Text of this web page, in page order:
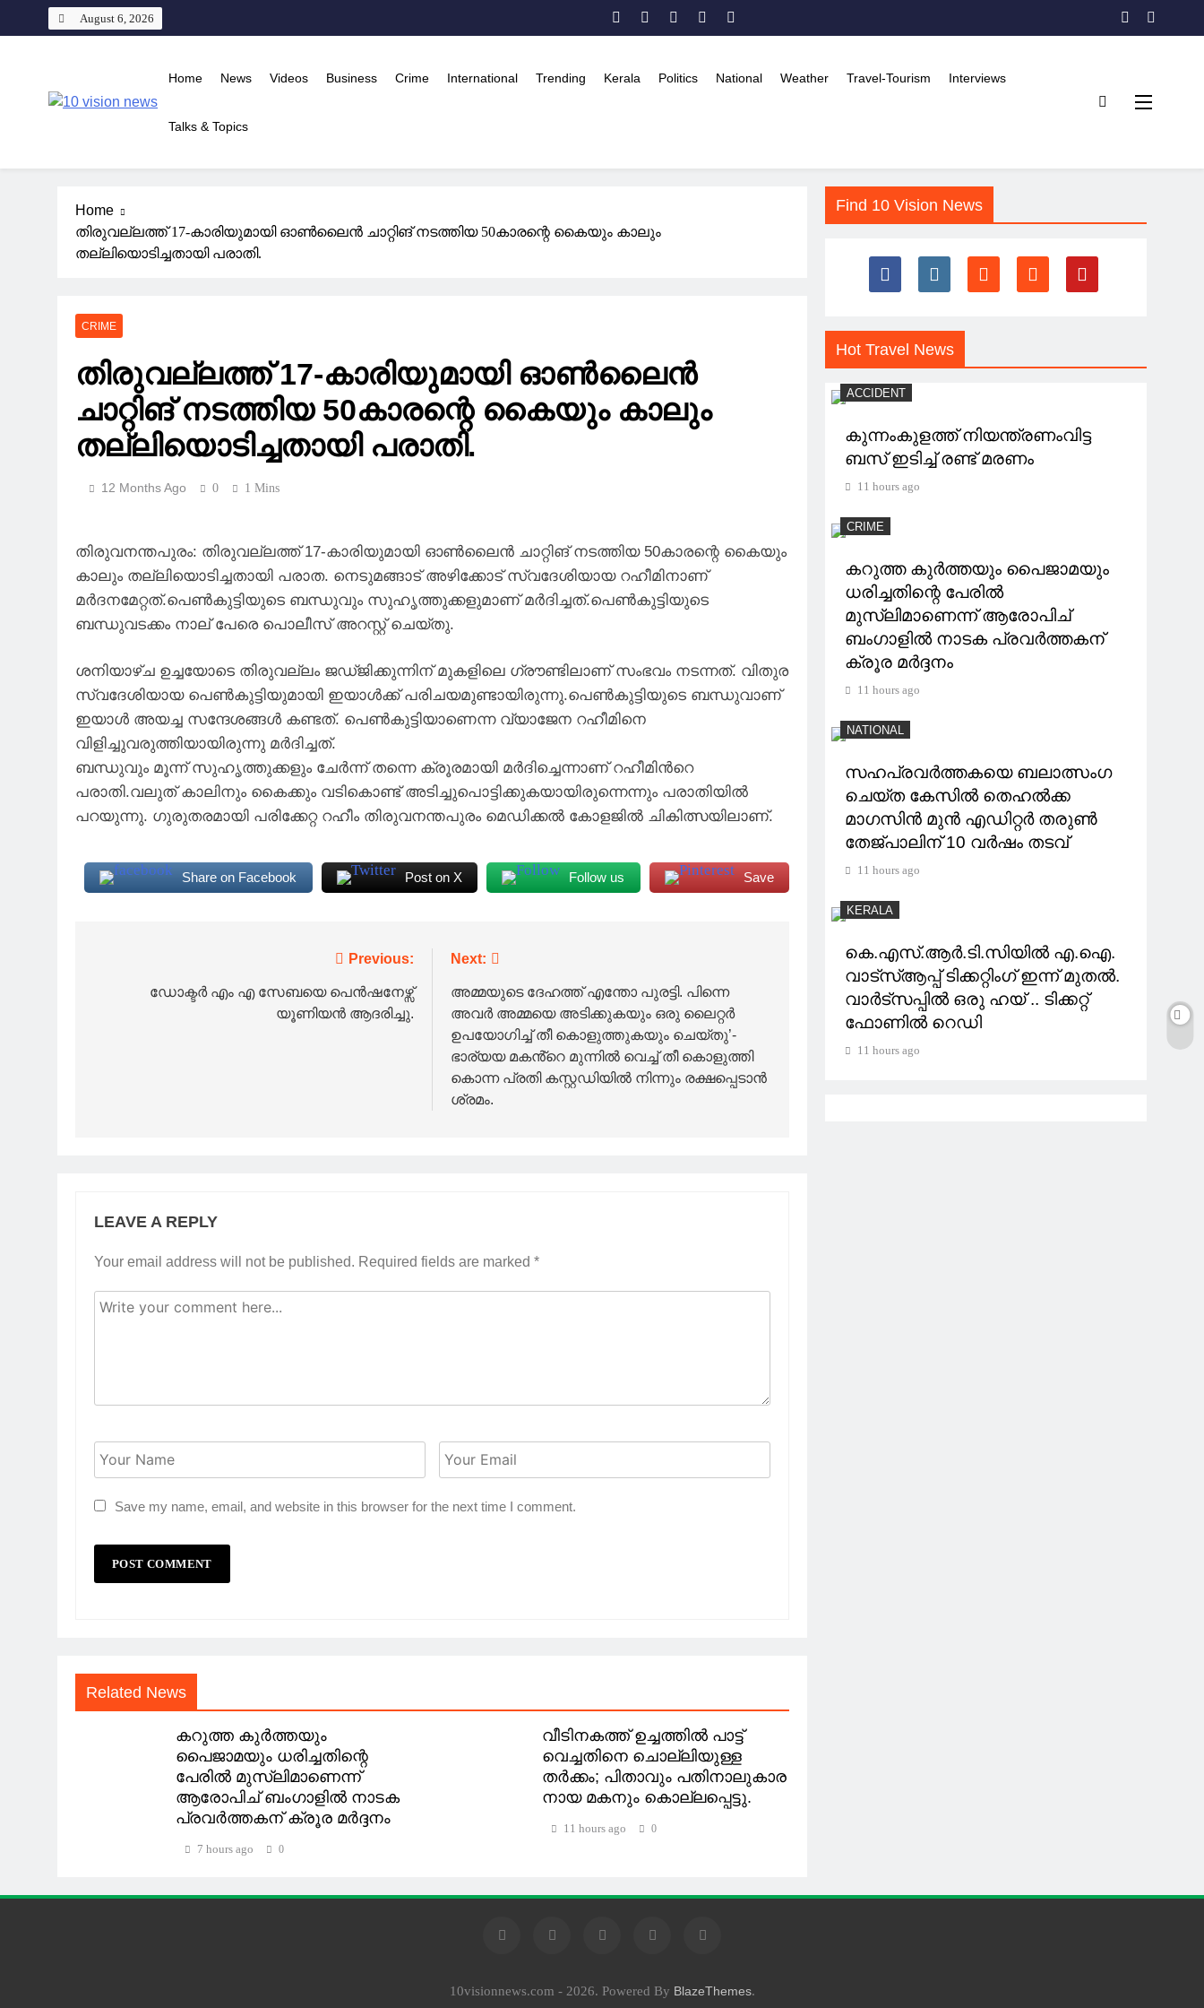
August 6, 2026
10 vision news
Stay Ahead with 10 Vision News
Home News Videos Business Crime International Trending Kerala Politics National Weather Travel-Tourism Interviews
Talks & Topics
Home
തിരുവല്ലത്ത് 17-കാരിയുമായി ഓൺലൈൻ ചാറ്റിങ് നടത്തിയ 50കാരന്റെ കൈയും കാലും
തല്ലിയൊടിച്ചതായി പരാതി.
CRIME
തിരുവല്ലത്ത് 17-കാരിയുമായി ഓൺലൈൻ
ചാറ്റിങ് നടത്തിയ 50കാരന്റെ കൈയും കാലും
തല്ലിയൊടിച്ചതായി പരാതി.
12 Months Ago 0 1 Mins
തിരുവനന്തപുരം: തിരുവല്ലത്ത് 17-കാരിയുമായി ഓൺലൈൻ ചാറ്റിങ് നടത്തിയ 50കാരന്റെ കൈയും
കാലും തല്ലിയൊടിച്ചതായി പരാത. നെടുമങ്ങാട് അഴിക്കോട് സ്വദേശിയായ റഹീമിനാണ്
മർദനമേറ്റത്.പെൺകുട്ടിയുടെ ബന്ധുവും സുഹൃത്തുക്കളുമാണ് മർദിച്ചത്.പെൺകുട്ടിയുടെ
ബന്ധുവടക്കം നാല് പേരെ പൊലീസ് അറസ്റ്റ് ചെയ്തു.
ശനിയാഴ്ച ഉച്ചയോടെ തിരുവല്ലം ജഡ്ജിക്കുന്നിന് മുകളിലെ ഗ്രൗണ്ടിലാണ്‌ സംഭവം നടന്നത്. വിതുര
സ്വദേശിയായ പെണ്‍കുട്ടിയുമായി ഇയാള്‍ക്ക് പരിചയമുണ്ടായിരുന്നു.പെണ്‍കുട്ടിയുടെ ബന്ധുവാണ്
ഇയാള്‍ അയച്ച സന്ദേശങ്ങള്‍ കണ്ടത്. പെണ്‍കുട്ടിയാണെന്ന വ്യാജേന റഹീമിനെ
വിളിച്ചുവരുത്തിയായിരുന്നു മര്‍ദിച്ചത്.
ബന്ധുവും മൂന്ന് സുഹൃത്തുക്കളും ചേര്‍ന്ന് തന്നെ ക്രൂരമായി മര്‍ദിച്ചെന്നാണ് റഹീമിന്‍റെ
പരാതി.വലുത് കാലിനും കൈക്കും വടികൊണ്ട് അടിച്ചുപൊട്ടിക്കുകയായിരുന്നെന്നും പരാതിയില്‍
പറയുന്നു. ഗുരുതരമായി പരിക്കേറ്റ റഹീം തിരുവനന്തപുരം മെഡിക്കല്‍ കോളജില്‍ ചികിത്സയിലാണ്.
Share on Facebook Post on X Follow us Save
navigation
Previous:
ഡോക്ടർ എം എ സേബയെ പെൻഷനേഴ്സ്
യൂണിയൻ ആദരിച്ചു.
Next:
അമ്മയുടെ ദേഹത്ത് എന്തോ പുരട്ടി. പിന്നെ
അവർ അമ്മയെ അടിക്കുകയും ഒരു ലെെറ്റർ
ഉപയോഗിച്ച് തീ കൊളുത്തുകയും ചെയ്തു’-
ഭാര്യയ മകൻ്റെ മുന്നിൽ വെച്ച് തീ കൊളുത്തി
കൊന്ന പ്രതി കസ്റ്റഡിയിൽ നിന്നും രക്ഷപ്പെടാൻ
ശ്രമം.
LEAVE A REPLY
Your email address will not be published. Required fields are marked *
Save my name, email, and website in this browser for the next time I comment.
Related News
കറുത്ത കുർത്തയും
പൈജാമയും ധരിച്ചതിന്റെ
പേരിൽ മുസ്‌ലിമാണെന്ന്
ആരോപിച് ബംഗാളിൽ നാടക
പ്രവർത്തകന് ക്രൂര മർദ്ദനം
7 hours ago 0
വീടിനകത്ത് ഉച്ചത്തിൽ പാട്ട്
വെച്ചതിനെ ചൊല്ലിയുള്ള
തര്‍ക്കം; പിതാവും പതിനാലുകാര
നായ മകനും കൊല്ലപ്പെട്ടു.
11 hours ago 0
Find 10 Vision News
Hot Travel News
ACCIDENT
കുന്നംകുളത്ത് നിയന്ത്രണംവിട്ട
ബസ് ഇടിച്ച് രണ്ട് മരണം
11 hours ago
CRIME
കറുത്ത കുർത്തയും പൈജാമയും
ധരിച്ചതിന്റെ പേരിൽ
മുസ്‌ലിമാണെന്ന് ആരോപിച്
ബംഗാളിൽ നാടക പ്രവർത്തകന്
ക്രൂര മർദ്ദനം
11 hours ago
NATIONAL
സഹപ്രവർത്തകയെ ബലാത്സംഗ
ചെയ്ത കേസിൽ തെഹൽക്ക
മാഗസിൻ മുൻ എഡിറ്റർ തരുൺ
തേജ്പാലിന് 10 വർഷം തടവ്
11 hours ago
KERALA
കെ.എസ്.ആര്‍.ടി.സിയില്‍ എ.ഐ.
വാട്സ്ആപ്പ് ടിക്കറ്റിംഗ് ഇന്ന് മുതല്‍.
വാർട്സപ്പിൽ ഒരു ഹയ് .. ടിക്കറ്റ്
ഫോണിൽ റെഡി
11 hours ago
10visionnews.com - 2026. Powered By BlazeThemes.